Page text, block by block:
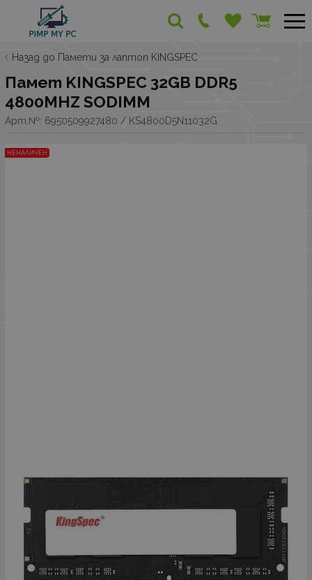
Назад до Памети за лаптоп KINGSPEC
Памет KINGSPEC 32GB DDR5
4800MHZ SODIMM
Арт.№: 6950509927480 / KS4800D5N11032G
НЕНАЛИЧЕН